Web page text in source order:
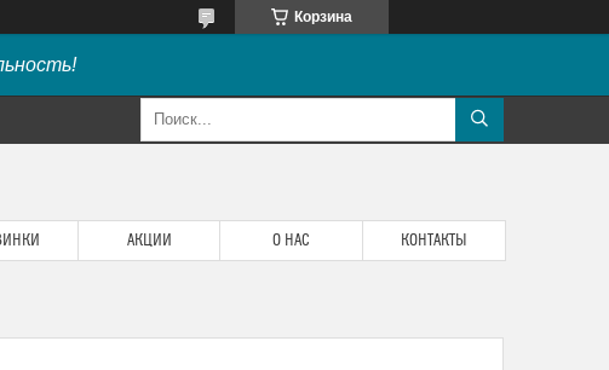
Корзина
АКЦИИ О НАС КОНТАКТЫ